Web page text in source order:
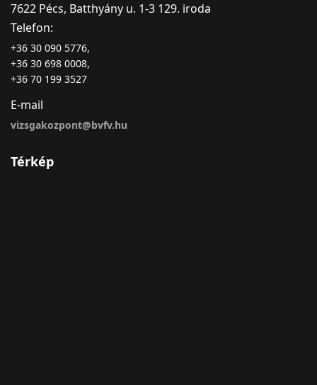
7622 Pécs, Batthyány u. 1-3 129. iroda
Telefon:
+36 30 090 5776,
+36 30 698 0008,
+36 70 199 3527
E-mail
vizsgakozpont@bvfv.hu
Térkép